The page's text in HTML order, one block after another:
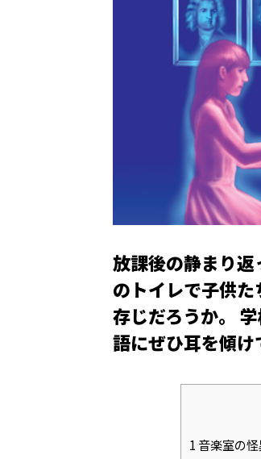
放課後の静まり
のトイレで子供
存じだろうか。
語にぜひ耳を傾け
1 音楽室の